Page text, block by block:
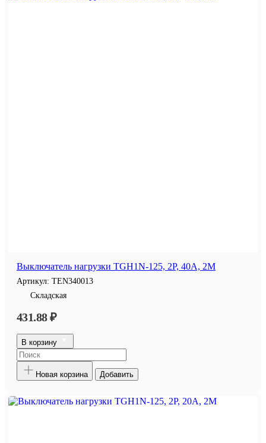
Выключатель нагрузки TGH1N-125, 2P, 40A, 2M
Артикул: TEN340013
Складская
431.88 ₽
В корзину
Новая корзина Добавить